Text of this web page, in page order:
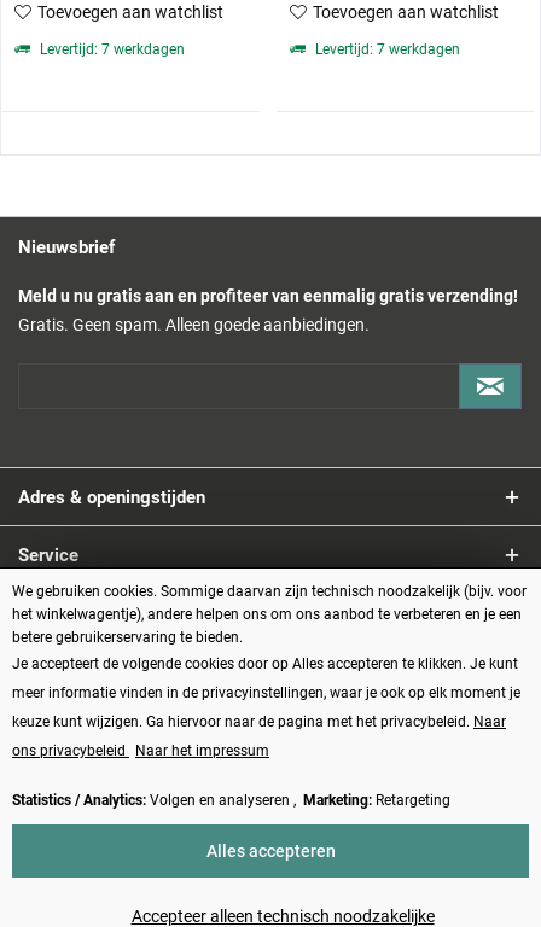
Toevoegen aan watchlist
Levertijd: 7 werkdagen
Toevoegen aan watchlist
Levertijd: 7 werkdagen
Nieuwsbrief
Meld u nu gratis aan en profiteer van eenmalig gratis verzending!
Gratis. Geen spam. Alleen goede aanbiedingen.
Adres & openingstijden
Service
Informatie
Betaalmethoden
Vertrag widerrufen
rembourskosten, tenzij anders beschreven
We gebruiken cookies. Sommige daarvan zijn technisch noodzakelijk (bijv. voor
het winkelwagentje), andere helpen ons om ons aanbod te verbeteren en je een
betere gebruikerservaring te bieden.
Je accepteert de volgende cookies door op Alles accepteren te klikken. Je kunt
meer informatie vinden in de privacyinstellingen, waar je ook op elk moment je
keuze kunt wijzigen. Ga hiervoor naar de pagina met het privacybeleid. Naar
ons privacybeleid
Naar het impressum
Statistics / Analytics: Volgen en analyseren , Marketing: Retargeting
Accepteer alleen technisch noodzakelijke
Alles accepteren